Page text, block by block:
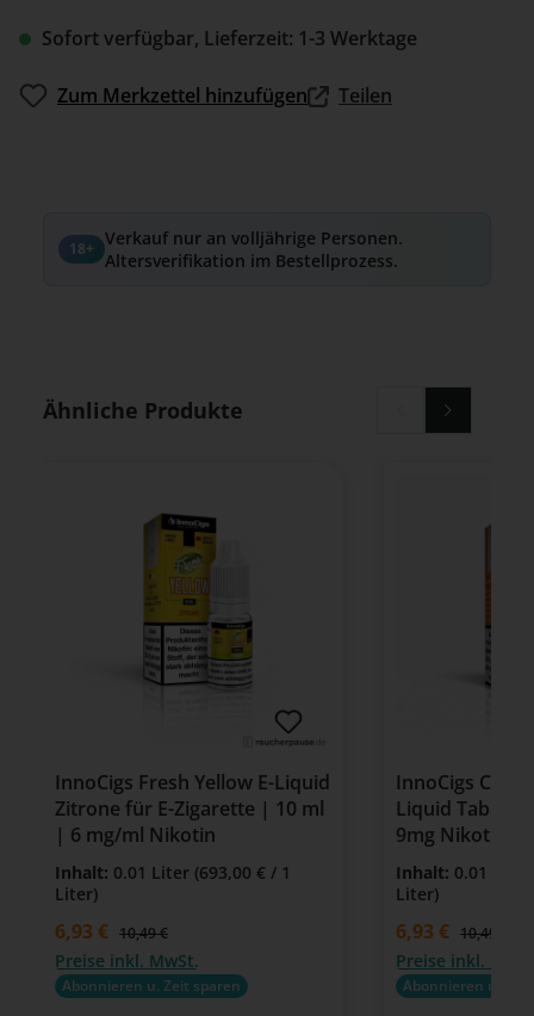
Sofort verfügbar, Lieferzeit: 1-3 Werktage
Zum Merkzettel hinzufügen Teilen
18+ Verkauf nur an volljährige Personen.
Altersverifikation im Bestellprozess.
Produktgalerie überspringen
Ähnliche Produkte
InnoCigs Fresh Yellow E-Liquid
Zitrone für E-Zigarette | 10 ml
| 6 mg/ml Nikotin
Inhalt: 0.01 Liter (693,00 € / 1
Liter)
Verkaufspreis:
6,93 € Regulärer Preis:
10,49 €
Preise inkl. MwSt.
Abonnieren u. Zeit sparen
InnoCigs
Liquid Tabak |
9mg Nikotin
Inhalt: 0.01 Liter
Liter)
Verkaufspreis:
6,93 € Regulärer
10,49 €
Preise inkl.
Abonnieren u.